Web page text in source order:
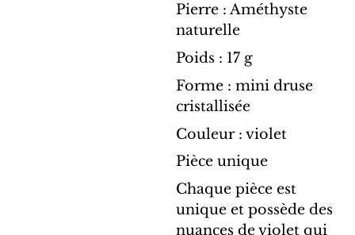
Pierre : Améthyste
naturelle
Poids : 17 g
Forme : mini druse
cristallisée
Couleur : violet
Pièce unique
Chaque pièce est
unique et possède des
nuances de violet qui